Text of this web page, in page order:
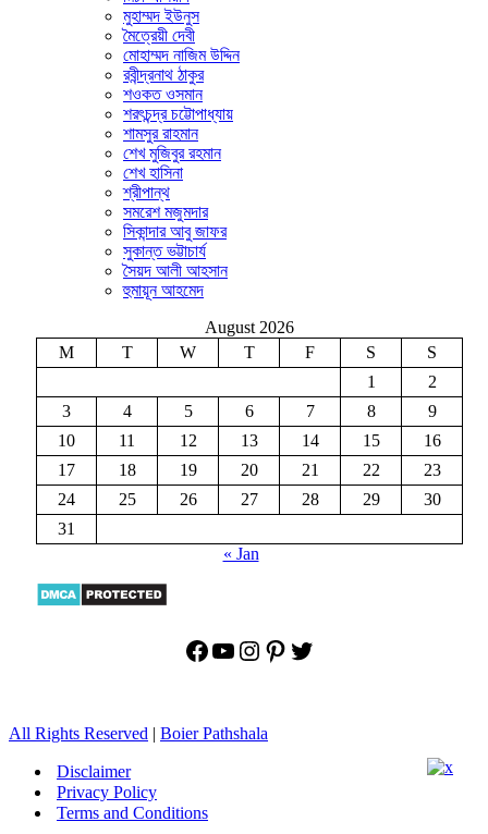
মুহাম্মদ ইউনুস
মৈত্রেয়ী দেবী
মোহাম্মদ নাজিম উদ্দিন
রবীন্দ্রনাথ ঠাকুর
শওকত ওসমান
শরৎচন্দ্র চট্টোপাধ্যায়
শামসুর রাহমান
শেখ মুজিবুর রহমান
শেখ হাসিনা
শ্রীপান্থ
সমরেশ মজুমদার
সিকান্দার আবু জাফর
সুকান্ত ভট্টাচার্য
সৈয়দ আলী আহসান
হুমায়ূন আহমেদ
August 2026
M
T W T F S
S
1
2
3
4 5 6 7 8
9
10
11 12 13 14 15
16
17
18 19 20 21 22
23
24
25 26 27 28 29
30
31
« Jan
Facebook
YouTube
Instagram
Pinterest
Twitter
All Rights Reserved | Boier Pathshala
Disclaimer
Privacy Policy
Terms and Conditions